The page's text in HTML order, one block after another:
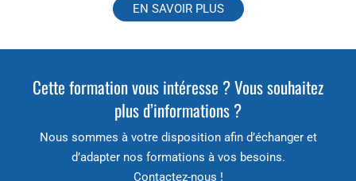
EN SAVOIR PLUS
Cette formation vous intéresse ? Vous souhaitez
plus d’informations ?
Nous sommes à votre disposition afin d’échanger et
d’adapter nos formations à vos besoins.
Contactez-nous !